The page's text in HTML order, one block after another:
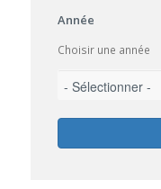
Année
Choisir une année